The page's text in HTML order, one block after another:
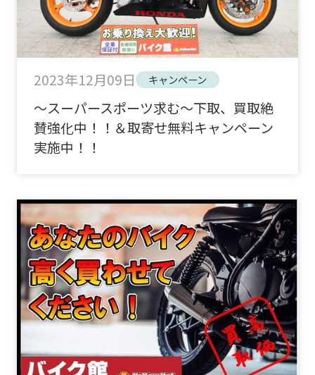
2023年12月09日 キャンペーン
～スーパースポーツ求む～下取、買取絶
賛強化中！！＆取寄せ無料キャンペーン
実施中！！